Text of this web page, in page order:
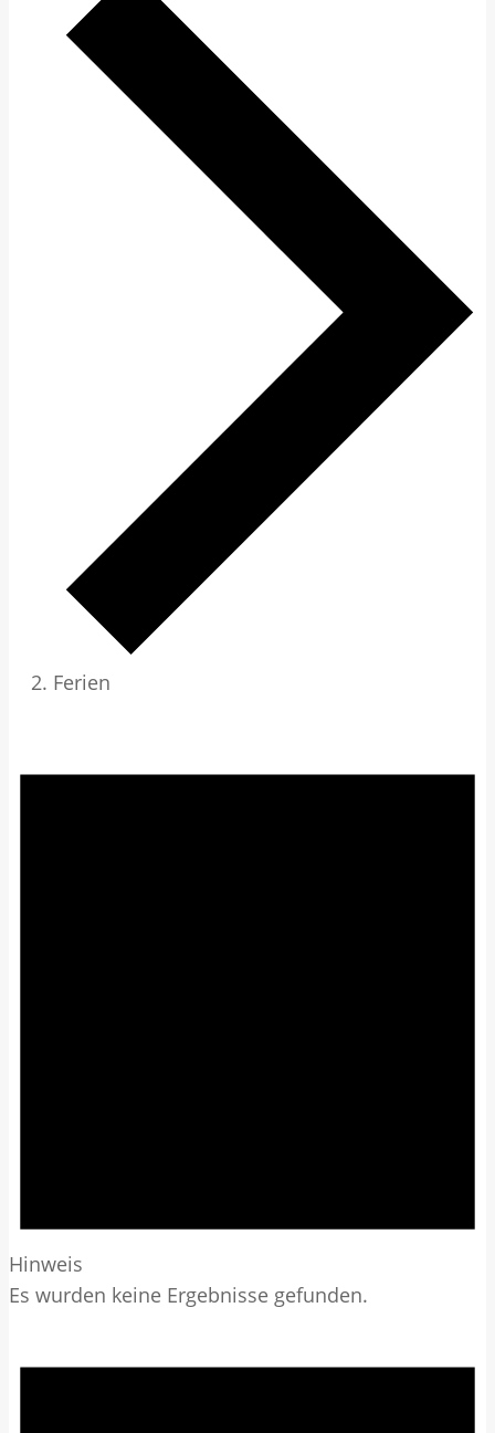
Ferien
Hinweis
Es wurden keine Ergebnisse gefunden.